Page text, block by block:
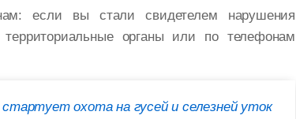
если вы стали свидетелем нарушения
территориальные органы или по телефонам
охота на гусей и селезней уток